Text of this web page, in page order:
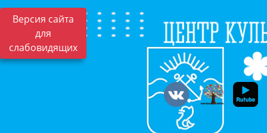
Версия сайта
для
слабовидящих